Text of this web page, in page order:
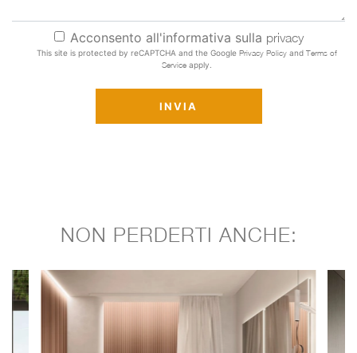
Acconsento all'informativa sulla privacy
This site is protected by reCAPTCHA and the Google Privacy Policyand Terms of
Serviceapply.
INVIA
NON PERDERTI ANCHE: